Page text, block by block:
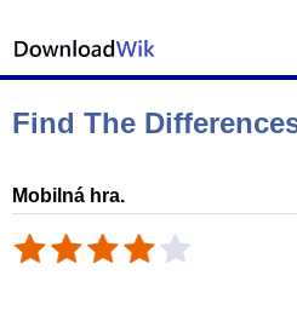
Find The
Mobilná hra.